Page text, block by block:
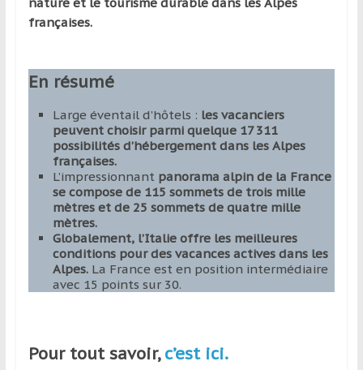
françaises.
En résumé
Large éventail d’hôtels : les vacanciers
peuvent choisir parmi quelque 17 311
possibilités d’hébergement dans les Alpes
françaises.
L’impressionnantpanorama alpin de la France
se compose de 115 sommets de trois mille
mètres et de 25 sommets de quatre mille
mètres.
Globalement, l’Italie offre les meilleures
conditions pour des vacances actives dans les
Alpes.La France est en position intermédiaire
avec 15 points sur 30.
Pour tout savoir,c’est ici.